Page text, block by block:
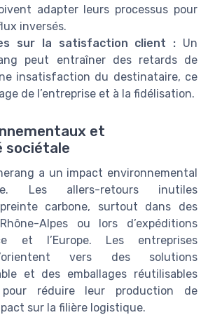
adapter leurs processus pour
inversés.
sur la satisfaction client : Un
peut entraîner des retards de
insatisfaction du destinataire, ce
de l’entreprise et à la fidélisation.
et
sociétale
a un impact environnemental
Les allers-retours inutiles
carbone, surtout dans des
Alpes ou lors d’expéditions
et l’Europe. Les entreprises
vers des solutions
et des emballages réutilisables
pour réduire leur production de
sur la filière logistique.